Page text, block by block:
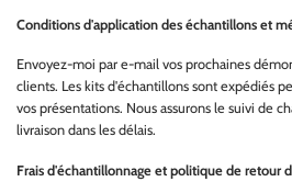
Conditions d'application des échantillons et
Envoyez-moi par e-mail vos prochaines
clients. Les kits d'échantillons sont expédiés
vos présentations. Nous assurons le suivi de
livraison dans les délais.
Frais d'échantillonnage et politique de retour